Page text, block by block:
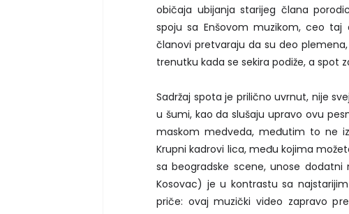
običaja ubijanja starijeg člana
spoju sa Enšovom muzikom, ceo
članovi pretvaraju da su deo
trenutku kada se sekira podiže, a spot
Sadržaj spota je prilično uvrnut, nije
u šumi, kao da slušaju upravo ovu
maskom medveda, međutim to ne
Krupni kadrovi lica, među kojima
sa beogradske scene, unose
Kosovac) je u kontrastu sa
priče: ovaj muzički video zapravo